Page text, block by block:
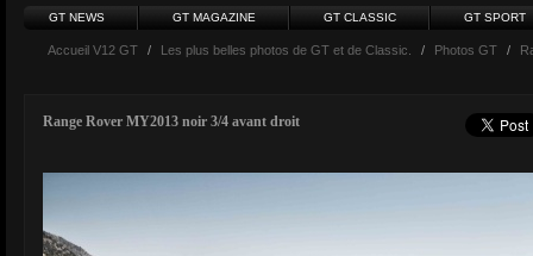
GT NEWS GT MAGAZINE GT CLASSIC GT SPORT
Accueil V12 GT / Les plus belles photos de GT et de Classic. / Photos GT /
Range Rover MY2013 noir 3/4 avant droit